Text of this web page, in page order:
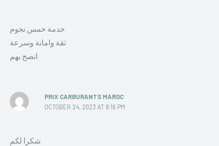
خدمة خمس نجوم
ثقة وامانة وسرعة
انصح بهم
PRIX CARBURANTS MAROC
OCTOBER 24, 2023 AT 8:16 PM
شكرا لكم